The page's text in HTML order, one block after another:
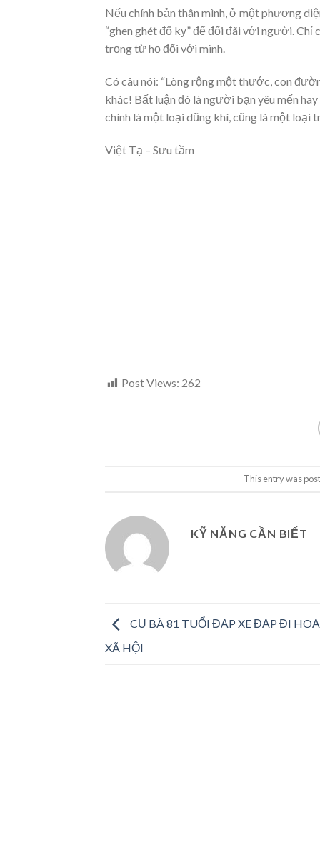
Nếu chính bản thân mình, ở một phương
“ghen ghét đố kỵ” để đối đãi với người.
trọng từ họ đối với mình.
Có câu nói: “Lòng rộng một thước, con
khác! Bất luận đó là người bạn yêu mến
chính là một loại dũng khí, cũng là một loại
Việt Tạ – Sưu tầm
Post Views: 262
This entry was
KỸ NĂNG CẦN BIẾT
CỤ BÀ 81 TUỔI ĐẠP XE ĐẠP ĐI
XÃ HỘI